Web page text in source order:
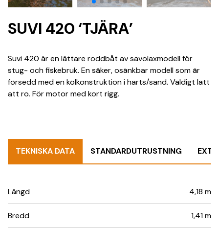
SUVI 420 ‘TJÄRA’
Suvi 420 är en lättare roddbåt av savolaxmodell för
stug- och fiskebruk. En säker, osänkbar modell som är
försedd med en kölkonstruktion i harts/sand. Väldigt lätt
att ro. För motor med kort rigg.
TEKNISKA DATA STANDARDUTRUSTNING
Längd 4,18 m
Bredd 1,41 m